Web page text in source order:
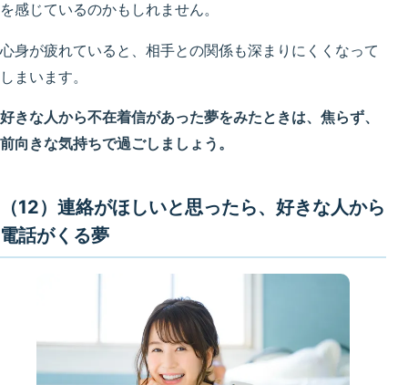
を感じているのかもしれません。
心身が疲れていると、相手との関係も深まりにくくなって
しまいます。
好きな人から不在着信があった夢をみたときは、焦らず、
前向きな気持ちで過ごしましょう。
（12）連絡がほしいと思ったら、好きな人から
電話がくる夢